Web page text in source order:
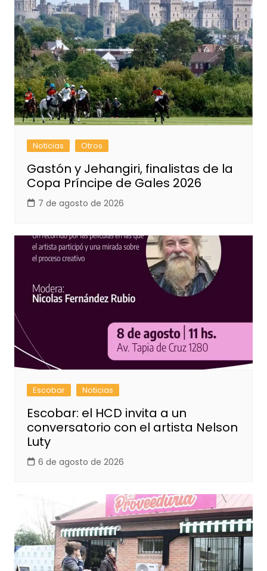
Noticias Otros
Gastón y Jehangiri, finalistas de la
Copa Príncipe de Gales 2026
7 de agosto de 2026
Escobar Noticias
Escobar: el HCD invita a un
conversatorio con el artista Nelson
Luty
6 de agosto de 2026